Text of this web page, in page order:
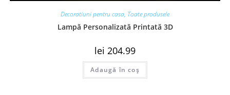
Decoratiuni pentru casa, Toate produsele
Lampă Personalizată Printată 3D
lei 204.99
Adaugă în coș